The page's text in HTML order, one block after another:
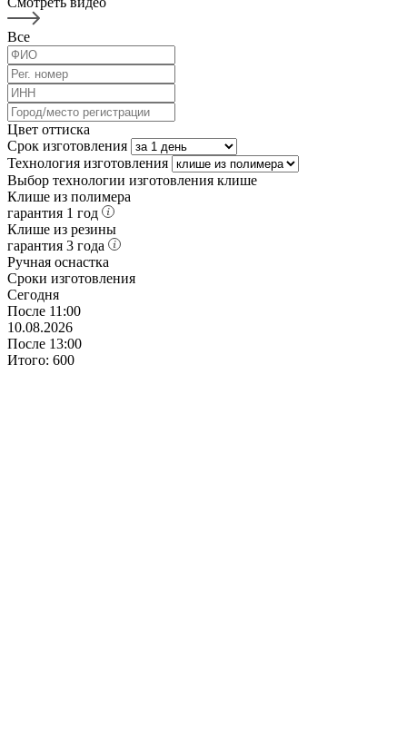
Все
Цвет оттиска
Срок изготовления
Технология изготовления
Выбор технологии изготовления клише
Клише из полимера
гарантия 1 год
Клише из резины
гарантия 3 года
Ручная оснастка
Сроки изготовления
Сегодня
После 11:00
10.08.2026
После 13:00
Итого: 600